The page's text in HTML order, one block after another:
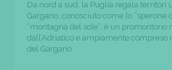
Da nord a sud, la Puglia regala territori
Gargano, conosciuto come lo “sperone
“montagna del sole”, è un promontorio
dall’Adriatico e ampiamente compreso
del Gargano.